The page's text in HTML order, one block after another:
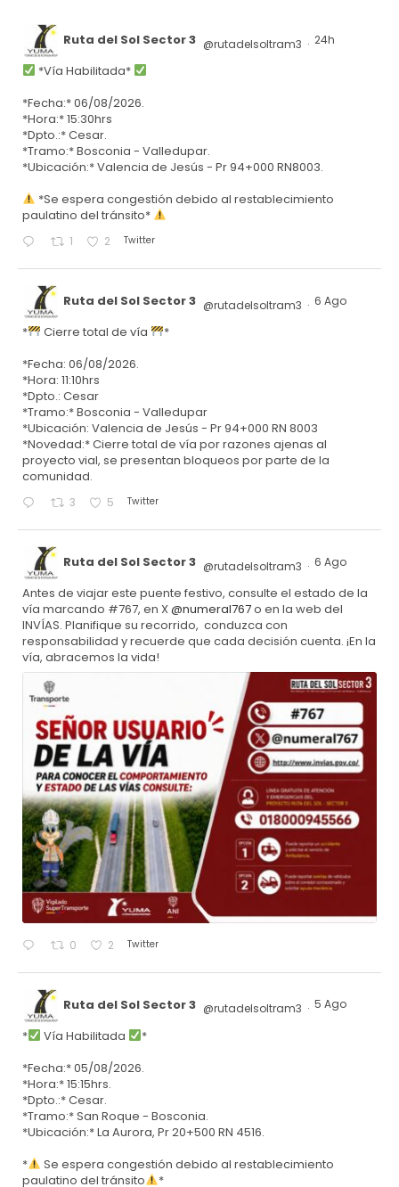
Ruta del Sol Sector 3 @rutadelsoltram3 · 24h
*Vía Habilitada*
*Fecha:* 06/08/2026.
*Hora:* 15:30hrs
*Dpto.:* Cesar.
*Tramo:* Bosconia - Valledupar.
*Ubicación:* Valencia de Jesús - Pr 94+000 RN8003.
*Se espera congestión debido al restablecimiento
paulatino del tránsito*
1 2 Twitter
Ruta del Sol Sector 3 @rutadelsoltram3 · 6 Ago
* Cierre total de vía
*
*Fecha: 06/08/2026.
*Hora: 11:10hrs
*Dpto.: Cesar
*Tramo:* Bosconia - Valledupar
*Ubicación: Valencia de Jesús - Pr 94+000 RN 8003
*Novedad:* Cierre total de vía por razones ajenas al
proyecto vial, se presentan bloqueos por parte de la
comunidad.
3 5 Twitter
Ruta del Sol Sector 3 @rutadelsoltram3 · 6 Ago
Antes de viajar este puente festivo, consulte el estado de la
vía marcando #767, en X@numeral767o en la web del
INVÍAS. Planifique su recorrido, conduzca con
responsabilidad y recuerde que cada decisión cuenta. ¡En la
vía, abracemos la vida!
0 2 Twitter
Ruta del Sol Sector 3 @rutadelsoltram3 · 5 Ago
* Vía Habilitada
*
*Fecha:* 05/08/2026.
*Hora:* 15:15hrs.
*Dpto.:* Cesar.
*Tramo:* San Roque - Bosconia.
*Ubicación:* La Aurora, Pr 20+500 RN 4516.
*
Se espera congestión debido al restablecimiento
paulatino del tránsito
*